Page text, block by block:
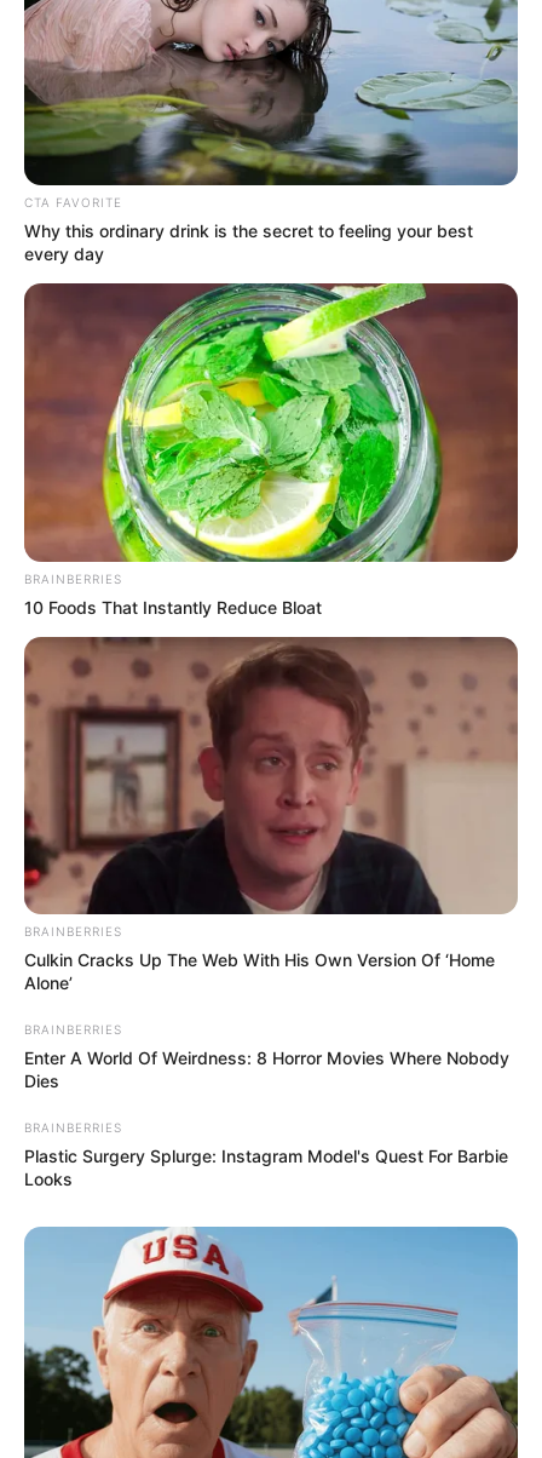
CTA FAVORITE
Why this ordinary drink is the secret to feeling your best
every day
BRAINBERRIES
10 Foods That Instantly Reduce Bloat
BRAINBERRIES
Culkin Cracks Up The Web With His Own Version Of ‘Home
Alone’
BRAINBERRIES
Enter A World Of Weirdness: 8 Horror Movies Where Nobody
Dies
BRAINBERRIES
Plastic Surgery Splurge: Instagram Model's Quest For Barbie
Looks